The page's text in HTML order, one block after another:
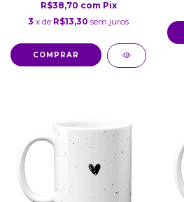
R$38,70 com Pix
3 x de R$13,30 sem juros
COMPRAR